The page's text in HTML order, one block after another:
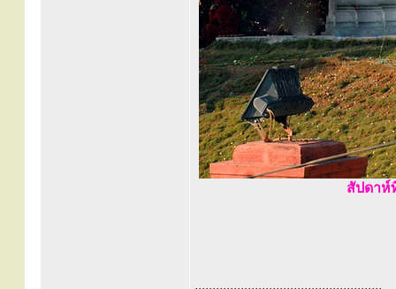
สัปดาห์
.....................................................